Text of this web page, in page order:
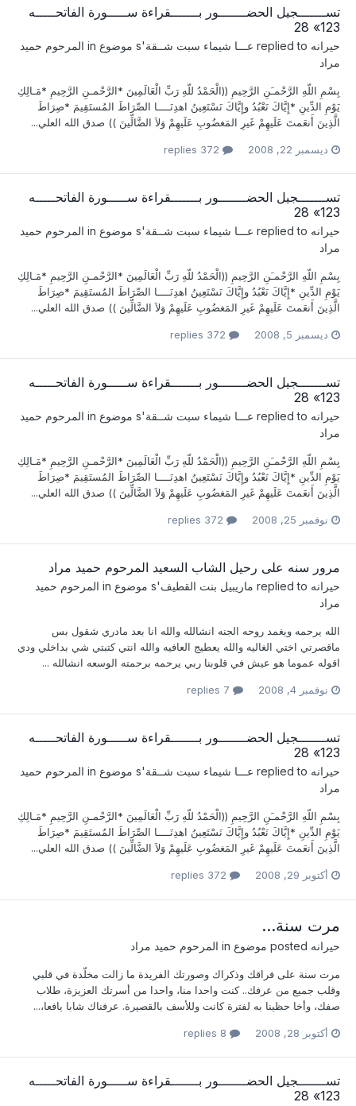
تســـــــجيل الحضـــــــور بـــــــقراءة ســـــورة الفاتحـــــه
123» 28
حيرانه عـــا شيماء سبت شــقة's موضوع in
المرحوم حميد
مراد
بِسْمِ اللّهِ الرَّحْمـَنِ الرَّحِيمِ ((الْحَمْدُ للّهِ رَبِّ الْعَالَمِينَ *الرَّحْمـنِ الرَّحِيمِ *مَـالِكِ
يَوْمِ الدِّينِ *إِيَّاكَ نَعْبُدُ وإِيَّاكَ نَسْتَعِينُ اهدِنَــــا الصِّرَاطَ المُستَقِيمَ *صِرَاطَ
الَّذِينَ أَنعَمتَ عَلَيهِمْ غَيرِ المَغضُوبِ عَلَيهِمْ وَلاَ الضَّالِّينَ )) صدق الله العلي...
ديسمبر 22, 2008
تســـــــجيل الحضـــــــور بـــــــقراءة ســـــورة الفاتحـــــه
123» 28
حيرانه عـــا شيماء سبت شــقة's موضوع in
المرحوم حميد
مراد
بِسْمِ اللّهِ الرَّحْمـَنِ الرَّحِيمِ ((الْحَمْدُ للّهِ رَبِّ الْعَالَمِينَ *الرَّحْمـنِ الرَّحِيمِ *مَـالِكِ
يَوْمِ الدِّينِ *إِيَّاكَ نَعْبُدُ وإِيَّاكَ نَسْتَعِينُ اهدِنَــــا الصِّرَاطَ المُستَقِيمَ *صِرَاطَ
الَّذِينَ أَنعَمتَ عَلَيهِمْ غَيرِ المَغضُوبِ عَلَيهِمْ وَلاَ الضَّالِّينَ )) صدق الله العلي...
ديسمبر 5, 2008
تســـــــجيل الحضـــــــور بـــــــقراءة ســـــورة الفاتحـــــه
123» 28
حيرانه عـــا شيماء سبت شــقة's موضوع in
المرحوم حميد
مراد
بِسْمِ اللّهِ الرَّحْمـَنِ الرَّحِيمِ ((الْحَمْدُ للّهِ رَبِّ الْعَالَمِينَ *الرَّحْمـنِ الرَّحِيمِ *مَـالِكِ
يَوْمِ الدِّينِ *إِيَّاكَ نَعْبُدُ وإِيَّاكَ نَسْتَعِينُ اهدِنَــــا الصِّرَاطَ المُستَقِيمَ *صِرَاطَ
الَّذِينَ أَنعَمتَ عَلَيهِمْ غَيرِ المَغضُوبِ عَلَيهِمْ وَلاَ الضَّالِّينَ )) صدق الله العلي...
نوفمبر 25, 2008
مرور سنه على رحيل الشاب السعيد المرحوم حميد مراد
حيرانه ماريبيل بنت القطيف's موضوع in
المرحوم حميد
مراد
الله يرحمه ويغمد روحه الجنه انشالله والله انا بعد مادري شقول بس
ماقصرتي اختي الغاليه والله يعطيج العافيه والله انتي كتبتي شي بداخلي ودي
اقوله عموما هو عيش في قلوبنا ربي يرحمه برحمته الوسعه انشالله ...
نوفمبر 4, 2008
تســـــــجيل الحضـــــــور بـــــــقراءة ســـــورة الفاتحـــــه
123» 28
حيرانه عـــا شيماء سبت شــقة's موضوع in
المرحوم حميد
مراد
بِسْمِ اللّهِ الرَّحْمـَنِ الرَّحِيمِ ((الْحَمْدُ للّهِ رَبِّ الْعَالَمِينَ *الرَّحْمـنِ الرَّحِيمِ *مَـالِكِ
يَوْمِ الدِّينِ *إِيَّاكَ نَعْبُدُ وإِيَّاكَ نَسْتَعِينُ اهدِنَــــا الصِّرَاطَ المُستَقِيمَ *صِرَاطَ
الَّذِينَ أَنعَمتَ عَلَيهِمْ غَيرِ المَغضُوبِ عَلَيهِمْ وَلاَ الضَّالِّينَ )) صدق الله العلي...
أكتوبر 29, 2008
مرت سنة...
حيرانه المرحوم حميد مراد
مرت سنة على فراقك وذكراك وصورتك الفريدة ما زالت مخلّدة في قلبي
وقلب جميع من عرفك.. كنت واحدا منا، واحدا من أسرتك العزيزة، طلاب
صفك، وأخا حظينا به لفترة كانت وللأسف بالقصيرة. عرفناك شابا يافعا،...
أكتوبر 28, 2008
تســـــــجيل الحضـــــــور بـــــــقراءة ســـــورة الفاتحـــــه
123» 28